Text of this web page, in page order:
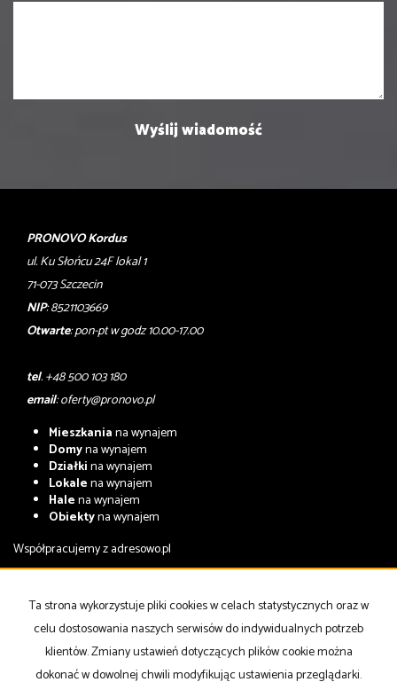
PRONOVO Kordus
ul. Ku Słońcu 24F lokal 1
71-073 Szczecin
NIP: 8521103669
Otwarte: pon-pt w godz 10.00-17.00
tel. +48 500 103 180
email:oferty@pronovo.pl
Mieszkaniana wynajem
Domyna wynajem
Działkina wynajem
Lokalena wynajem
Halena wynajem
Obiektyna wynajem
Współpracujemy zadresowo.pl
Domyna sprzedaż
Działkina sprzedaż
Lokalena sprzedaż
Halena sprzedaż
Obiekty na sprzedaż
Ta strona wykorzystuje pliki cookies w celach statystycznych oraz w
celu dostosowania naszych serwisów do indywidualnych potrzeb
klientów. Zmiany ustawień dotyczących plików cookie można
dokonać w dowolnej chwili modyfikując ustawienia przeglądarki.